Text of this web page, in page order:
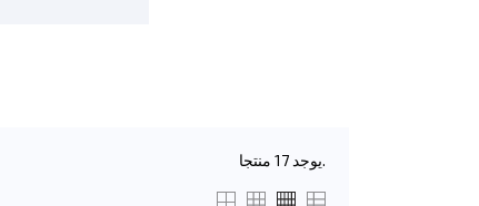
يوجد 17 منتجا.